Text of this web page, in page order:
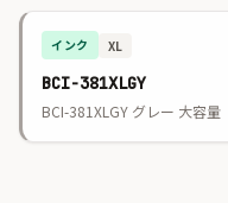
インク XL
BCI-381XLGY
BCI-381XLGY グレー 大容量